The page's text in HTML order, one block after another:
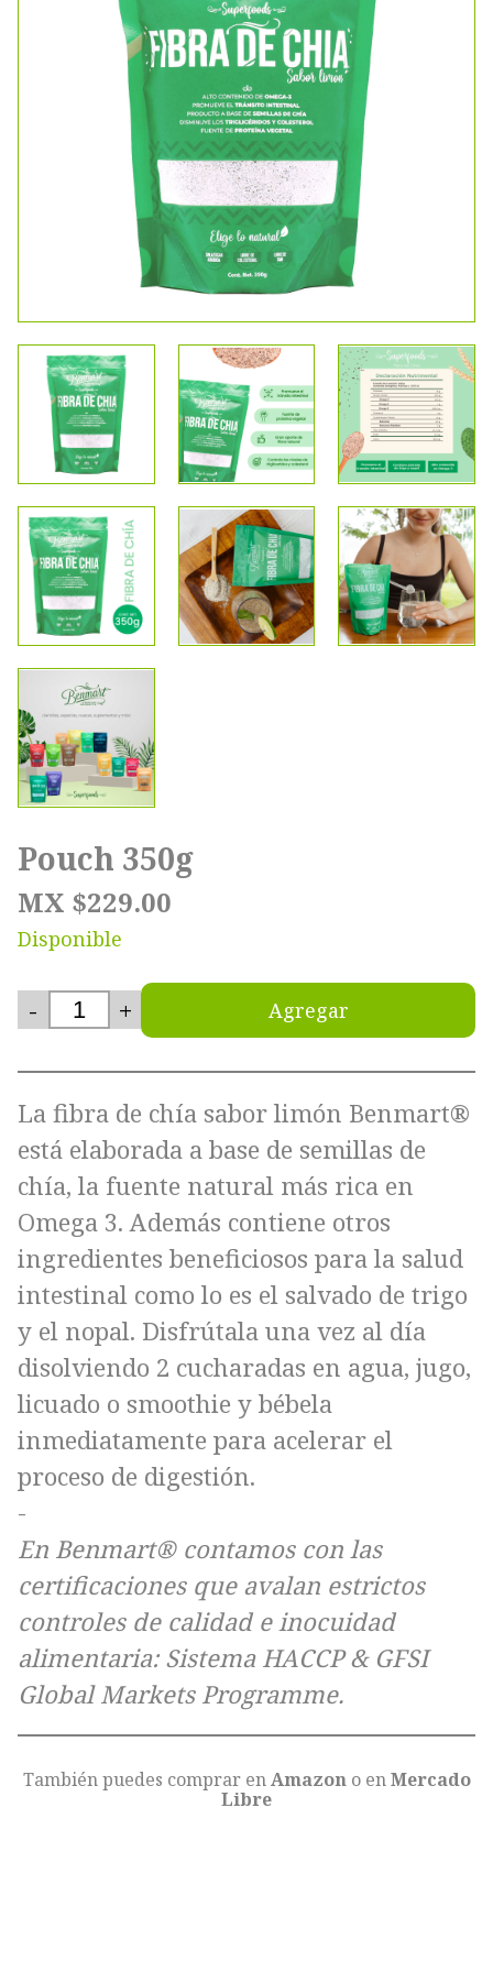
Pouch 350g
MX $229.00
Disponible
- + Agregar
La fibra de chía sabor limón Benmart®
está elaborada a base de semillas de
chía, la fuente natural más rica en
Omega 3. Además contiene otros
ingredientes beneficiosos para la salud
intestinal como lo es el salvado de trigo
y el nopal. Disfrútala una vez al día
disolviendo 2 cucharadas en agua, jugo,
licuado o smoothie y bébela
inmediatamente para acelerar el
proceso de digestión.
-
En Benmart® contamos con las
certificaciones que avalan estrictos
controles de calidad e inocuidad
alimentaria: Sistema HACCP & GFSI
Global Markets Programme.
También puedes comprar enAmazono enMercado
Libre